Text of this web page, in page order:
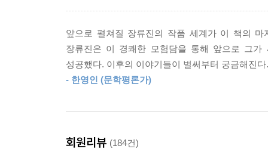
풍속의 해부학으로 그려낸 웃음과 눈물
2018년 창비신인소설상 수상작이자 등단작인 「
마비되는 등 화제를 몰고 왔던 작가 장류진은 특
성공했음에도 “5평, 6평, 9평 원룸”(105면)을 벗
앞으로 펼쳐질 장류진의 작품 세계가 이 책의
장류진은 이 경쾌한 모험담을 통해 앞으로 그
성공했다. 이후의 이야기들이 벌써부터 궁금해진다.
- 한영인 (문학평론가)
회원리뷰 (184건)